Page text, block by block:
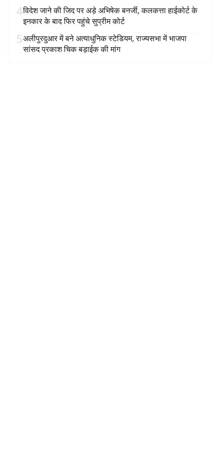
4विदेश जाने की जिद पर अड़े अभिषेक बनर्जी, कलकत्ता हाईकोर्ट के
इनकार के बाद फिर पहुंचे सुप्रीम कोर्ट
5अलीपुरदुआर में बने अत्याधुनिक स्टेडियम, राज्यसभा में भाजपा
सांसद प्रकाश चिक बड़ाईक की मांग